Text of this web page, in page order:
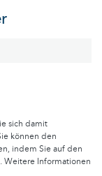
sich damit
können den
indem Sie auf den
Weitere Informationen